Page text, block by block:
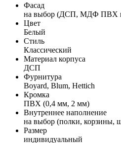
Фасад
на выбор (ДСП, МДФ ПВХ
Цвет
Белый
Стиль
Классический
Материал корпуса
ДСП
Фурнитура
Boyard, Blum, Hettich
Кромка
ПВХ (0,4 мм, 2 мм)
Внутреннее наполнение
на выбор (полки, корзины,
Размер
индивидуальный